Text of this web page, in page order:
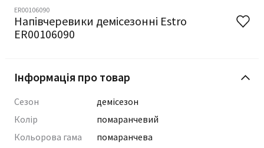
ER00106090
Напівчеревики демісезонні Estro
ER00106090
Інформація про товар
Сезон
демісезон
Колір
помаранчевий
Кольорова гама
помаранчева